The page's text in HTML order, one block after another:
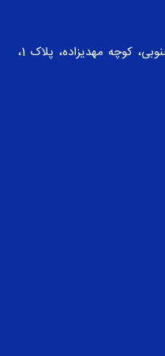
تهران، میدان انقلاب، ابتدای کارگر جنوبی، کوچه مهدیزاده، پلاک 1،